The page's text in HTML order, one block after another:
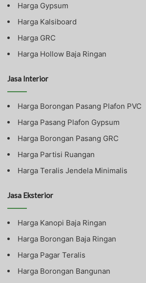
Harga Gypsum
Harga Kalsiboard
Harga GRC
Harga Hollow Baja Ringan
Jasa Interior
Harga Borongan Pasang Plafon PVC
Harga Pasang Plafon Gypsum
Harga Borongan Pasang GRC
Harga Partisi Ruangan
Harga Teralis Jendela Minimalis
Jasa Eksterior
Harga Kanopi Baja Ringan
Harga Borongan Baja Ringan
Harga Pagar Teralis
Harga Borongan Bangunan